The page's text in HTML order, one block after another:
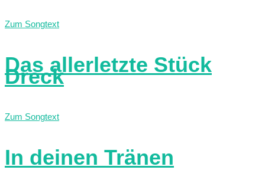
Zum Songtext
Das allerletzte Stück
Dreck
Zum Songtext
In deinen Tränen